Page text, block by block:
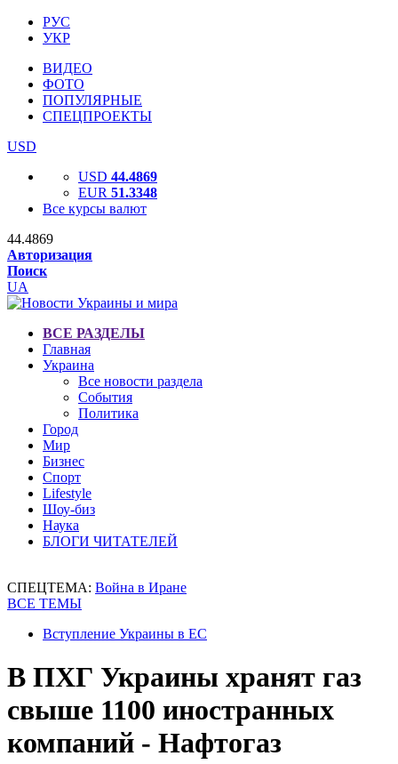
РУС
УКР
ВИДЕО
ФОТО
ПОПУЛЯРНЫЕ
СПЕЦПРОЕКТЫ
USD
USD 44.4869
EUR 51.3348
Все курсы валют
44.4869
Авторизация
Поиск
UA
ВСЕ РАЗДЕЛЫ
Главная
Украина
Все новости раздела
События
Политика
Город
Мир
Бизнес
Спорт
Lifestyle
Шоу-биз
Наука
БЛОГИ ЧИТАТЕЛЕЙ
СПЕЦТЕМА: Война в Иране
ВСЕ ТЕМЫ
Вступление Украины в ЕС
В ПХГ Украины хранят газ
свыше 1100 иностранных
компаний - Нафтогаз